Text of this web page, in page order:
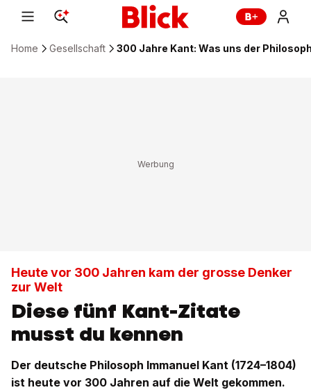
Home Gesellschaft 300 Jahre Kant: Was uns der
Heute vor 300 Jahren kam der grosse Denker
zur Welt
Diese fünf Kant-Zitate
musst du kennen
Der deutsche Philosoph Immanuel Kant (1724–1804)
ist heute vor 300 Jahren auf die Welt gekommen.